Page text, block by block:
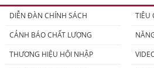
DIỄN ĐÀN CHÍNH SÁCH
TIÊU
CẢNH BÁO CHẤT LƯỢNG
THƯƠNG HIỆU HỘI NHẬP